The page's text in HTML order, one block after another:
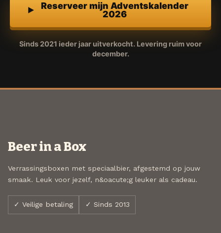
Reserveer mijn Adventskalender
2026
Sinds 2021 ieder jaar uitverkocht. Levering ruim voor
december.
Beer in a Box
Verrassingsboxen met speciaalbier, afgestemd op jouw
smaak. Leuk voor jezelf, n&oacute;g leuker als cadeau.
✓ Veilige betaling ✓ Sinds 2013